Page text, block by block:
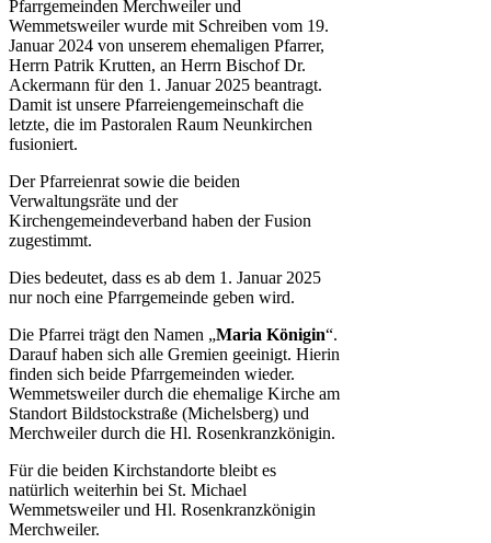
Pfarrgemeinden Merchweiler und
Wemmetsweiler wurde mit Schreiben vom 19.
Januar 2024 von unserem ehemaligen Pfarrer,
Herrn Patrik Krutten, an Herrn Bischof Dr.
Ackermann für den 1. Januar 2025 beantragt.
Damit ist unsere Pfarreiengemeinschaft die
letzte, die im Pastoralen Raum Neunkirchen
fusioniert.
Der Pfarreienrat sowie die beiden
Verwaltungsräte und der
Kirchengemeindeverband haben der Fusion
zugestimmt.
Dies bedeutet, dass es ab dem 1. Januar 2025
nur noch eine Pfarrgemeinde geben wird.
Die Pfarrei trägt den Namen „Maria Königin“.
Darauf haben sich alle Gremien geeinigt. Hierin
finden sich beide Pfarrgemeinden wieder.
Wemmetsweiler durch die ehemalige Kirche am
Standort Bildstockstraße (Michelsberg) und
Merchweiler durch die Hl. Rosenkranzkönigin.
Für die beiden Kirchstandorte bleibt es
natürlich weiterhin bei St. Michael
Wemmetsweiler und Hl. Rosenkranzkönigin
Merchweiler.